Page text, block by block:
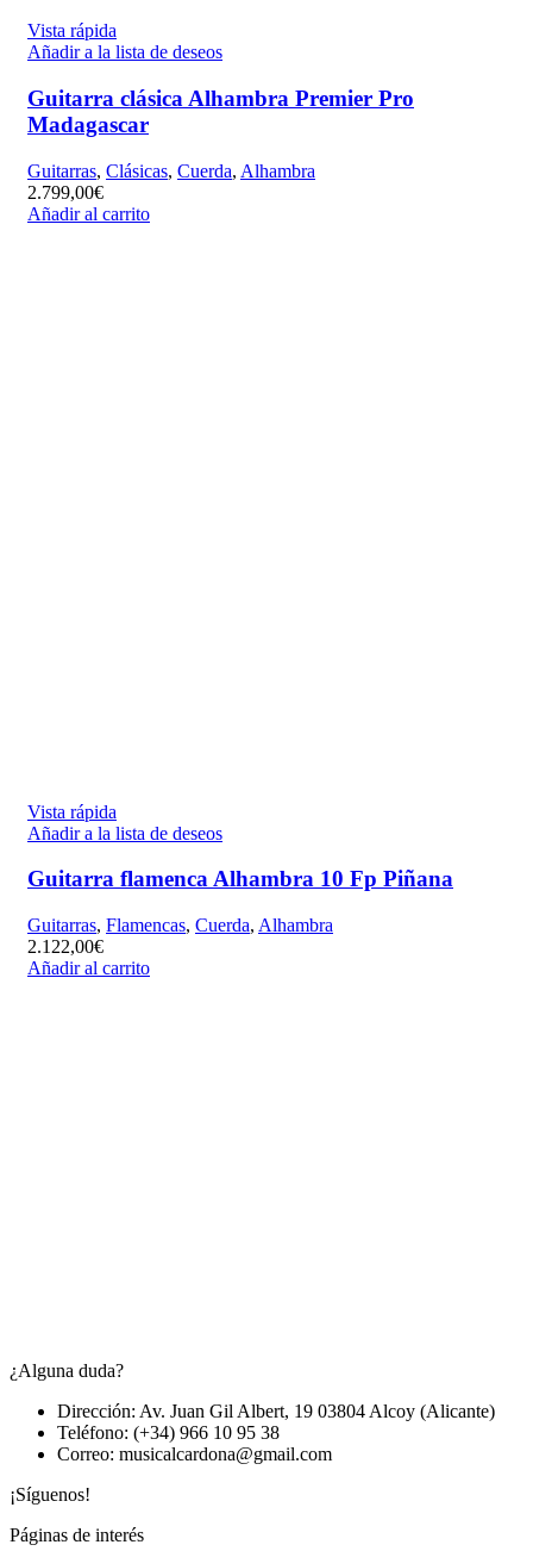
Vista rápida
Añadir a la lista de deseos
Guitarra clásica Alhambra Premier Pro
Madagascar
Guitarras, Clásicas, Cuerda, Alhambra
2.799,00€
Añadir al carrito
Vista rápida
Añadir a la lista de deseos
Guitarra flamenca Alhambra 10 Fp Piñana
Guitarras, Flamencas, Cuerda, Alhambra
2.122,00€
Añadir al carrito
¿Alguna duda?
Dirección: Av. Juan Gil Albert, 19 03804 Alcoy (Alicante)
Teléfono: (+34) 966 10 95 38
Correo: musicalcardona@gmail.com
¡Síguenos!
Páginas de interés